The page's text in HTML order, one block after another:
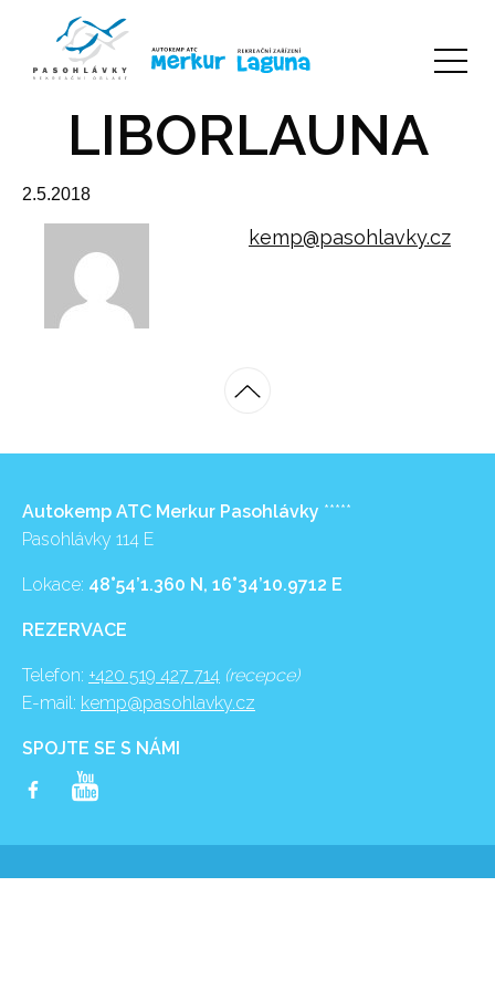
LIBORLAUNA
2.5.2018
kemp@pasohlavky.cz
Autokemp ATC Merkur Pasohlávky *****
Pasohlávky 114 E
Lokace: 48°54’1.360 N, 16°34’10.9712 E
REZERVACE
Telefon: +420 519 427 714 (recepce)
E-mail: kemp@pasohlavky.cz
SPOJTE SE S NÁMI